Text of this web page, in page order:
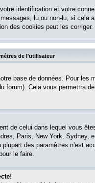
identification et votre
lu ou non-lu, si cela
des cookies peut les corriger.
de l’utilisateur
base de données. Pour les
forum). Cela vous permettra
de celui dans lequel vous
Paris, New York, Sydney,
des paramètres n’est
le faire.